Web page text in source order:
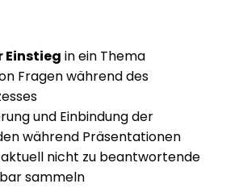
in ein Thema
Fragen während des
und Einbindung der
während Präsentationen
nicht zu beantwortende
sammeln